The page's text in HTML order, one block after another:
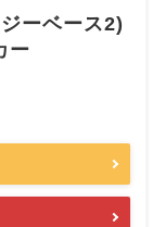
ーベース2)
ー